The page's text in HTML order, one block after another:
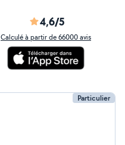
4,6/5
Calculé à partir de 66000 avis
Particulier